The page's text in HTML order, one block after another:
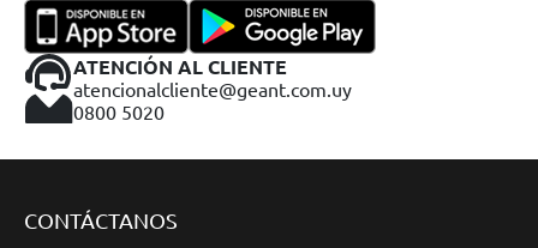
ATENCIÓN AL CLIENTE
atencionalcliente@geant.com.uy
0800 5020
CONTÁCTANOS